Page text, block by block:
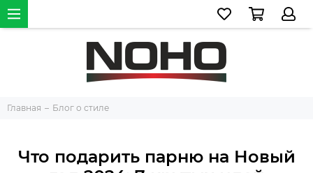
Главная Блог о стиле
Что подарить парню на Новый